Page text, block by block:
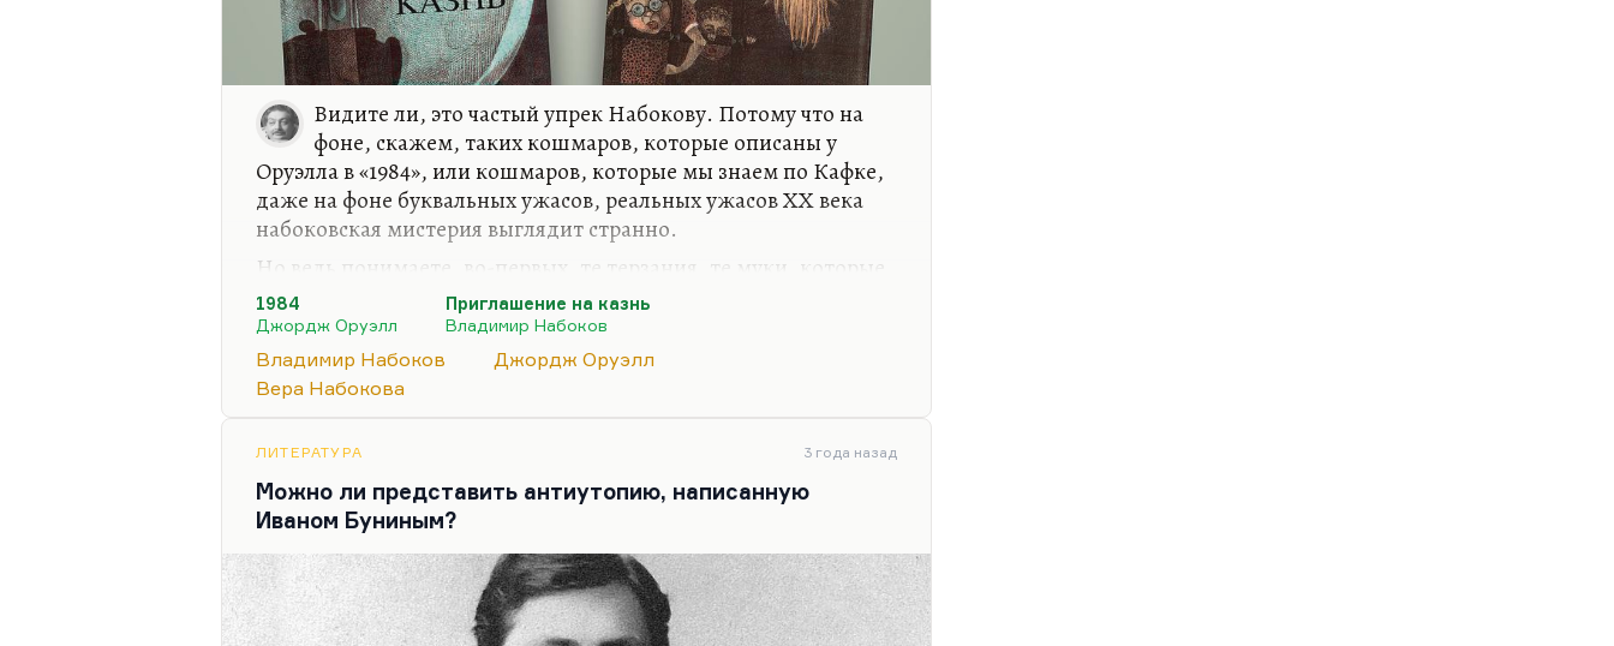
Видите ли, это частый упрек Набокову. Потому что на
фоне, скажем, таких кошмаров, которые описаны у
Оруэлла в «1984», или кошмаров, которые мы знаем по Кафке,
даже на фоне буквальных ужасов, реальных ужасов ХХ века
набоковская мистерия выглядит странно.
Но ведь понимаете, во-первых, те терзания, те муки, которые
претерпевает Цинциннат, ничуть не меньше тех мук, которые
претерпевал Бухарин в той камере, в книге «Слабые»
Павловского и Гефтера, где буквально воспроизведены
реальные протоколы предсмертных разговоров Бухарина в
Понимаете, любой человек, ожидающий казни, страдает
ровно так же, как Цинциннат Ц. И то, что Набоков в
гротескной, сатирической,…
1984
Джордж Оруэлл
Приглашение на казнь
Владимир Набоков
Владимир Набоков
Джордж Оруэлл
Вера Набокова
ЛИТЕРАТУРА 3 года назад
Можно ли представить антиутопию, написанную
Иваном Буниным?